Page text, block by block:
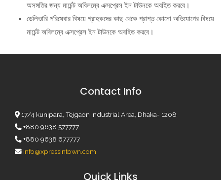
অসঙ্গতির জন্য মার্চেন্ট অবিলম্বে এক্সপ্রেস ইন টাউনকে অবহিত করবে।
ডেলিভারি পরিষেবার বিষয়ে গ্রাহকদের কাছ থেকে প্রাপ্ত কোনো অভিযোগের বিষয়ে
মার্চেন্ট অবিলম্বে এক্সপ্রেস ইন টাউনকে অবহিত করবে।
Contact Info
17/4 kunipara, Tejgaon Industrial Area, Dhaka- 1208
+880 9638 577777
+880 9638 677777
info@xpressintown.com
Quick Links